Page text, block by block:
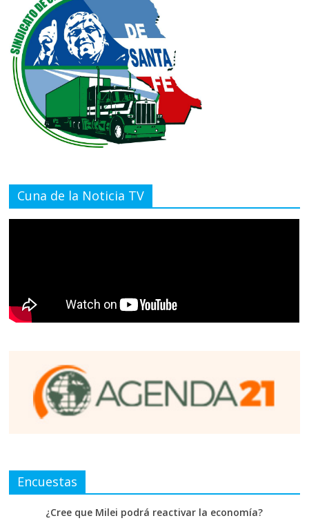
Cuna de la Noticia TV
Encuestas
¿Cree que Milei podrá reactivar la economía?